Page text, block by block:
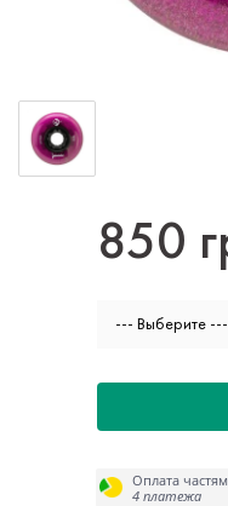
850
--- Выберите ---
Оплата
4 платежа